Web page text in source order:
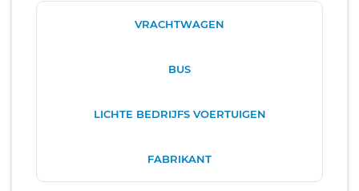
VRACHTWAGEN
BUS
LICHTE BEDRIJFS VOERTUIGEN
FABRIKANT